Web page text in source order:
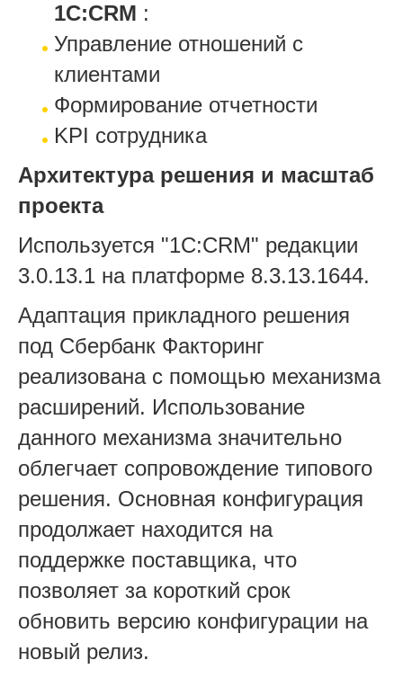
1С:CRM :
Управление отношений с
клиентами
Формирование отчетности
KPI сотрудника
Архитектура решения и масштаб
проекта
Используется "1C:CRM" редакции
3.0.13.1 на платформе 8.3.13.1644.
Адаптация прикладного решения
под Сбербанк Факторинг
реализована с помощью механизма
расширений. Использование
данного механизма значительно
облегчает сопровождение типового
решения. Основная конфигурация
продолжает находится на
поддержке поставщика, что
позволяет за короткий срок
обновить версию конфигурации на
новый релиз.